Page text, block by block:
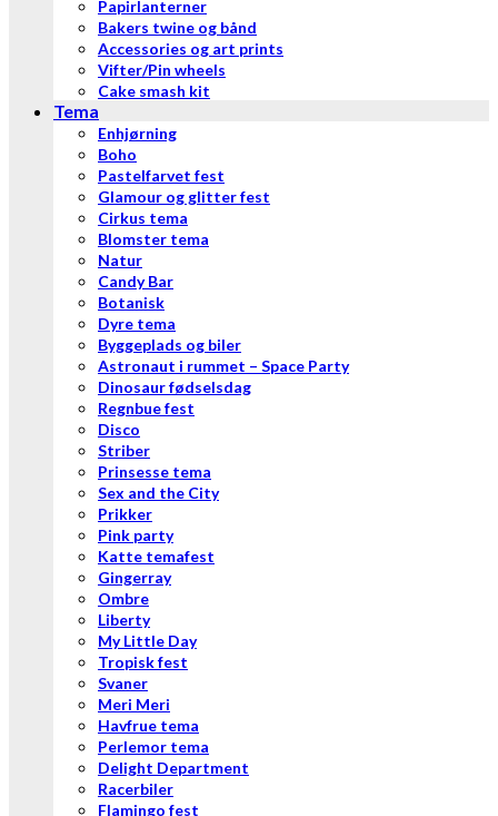
Papirlanterner
Bakers twine og bånd
Accessories og art prints
Vifter/Pin wheels
Cake smash kit
Tema
Enhjørning
Boho
Pastelfarvet fest
Glamour og glitter fest
Cirkus tema
Blomster tema
Natur
Candy Bar
Botanisk
Dyre tema
Byggeplads og biler
Astronaut i rummet – Space Party
Dinosaur fødselsdag
Regnbue fest
Disco
Striber
Prinsesse tema
Sex and the City
Prikker
Pink party
Katte temafest
Gingerray
Ombre
Liberty
My Little Day
Tropisk fest
Svaner
Meri Meri
Havfrue tema
Perlemor tema
Delight Department
Racerbiler
Flamingo fest